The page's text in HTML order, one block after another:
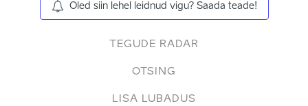
Oled siin lehel leidnud vigu? Saada teade!
TEGUDE RADAR
OTSING
LISA LUBADUS